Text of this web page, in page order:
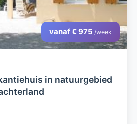
vanaf € 975 /week
in natuurgebied